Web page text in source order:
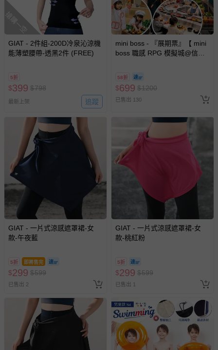
搶購一空
GIAT - 2件組-200D冷泉沁涼機
能薄塑腰帶-透黑2件 (FREE)
5折
$399 $798
最新上架 追蹤
mini boss - 『展期票』【 mini
boss 職感 RPG 模擬城@信義
換，依現場梯次安排入場，逾
期作廢) (兒童票(2歲以上)贈一
名陪伴成人)
58折
$699 $1200
已售出 130
GIAT - 一片式涼感遮罩裙-女
款-午夜藍
5折 即將售完
$299 $599
已售出 2
GIAT - 一片式涼感遮罩裙-女
款-桃紅粉
5折
$299 $599
已售出 1